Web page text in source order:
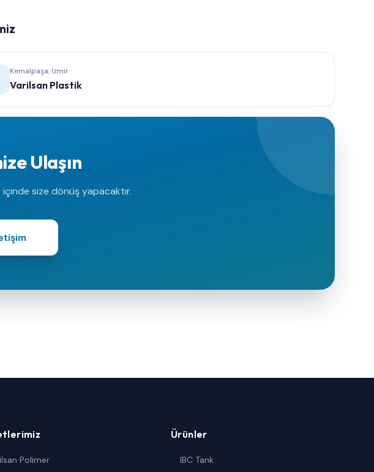
Kemalpaşa, İzmir
Varilsan Plastik
Ulaşın
size dönüş yapacaktır.
Polimer
Ürünler
IBC Tank